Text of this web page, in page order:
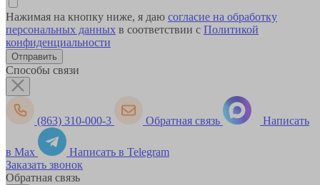
Нажимая на кнопку ниже, я даю согласие на обработку
персональных данных в соответствии с Политикой
конфиденциальности
Способы связи
(863) 310-000-3 Обратная связь Написать
в Max
Написать в Telegram
Заказать звонок
Обратная связь